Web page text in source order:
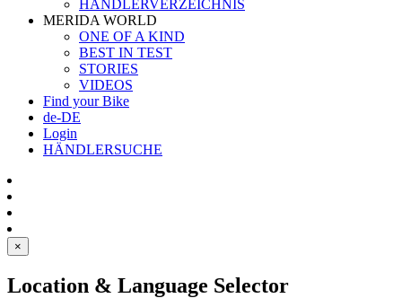
HÄNDLERVERZEICHNIS
MERIDA WORLD
ONE OF A KIND
BEST IN TEST
STORIES
VIDEOS
Find your Bike
de-DE
Login
HÄNDLERSUCHE
×
Location & Language Selector